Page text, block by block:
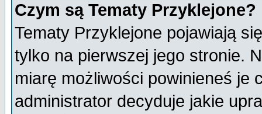
Czym są Tematy Przyklejone?
Tematy Przyklejone pojawiają
tylko na pierwszej jego stronie.
miarę możliwości powinieneś je
administrator decyduje jakie